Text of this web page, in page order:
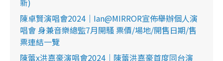
n
新)
陳卓賢演唱會2024｜Ian@MIRROR宣佈舉辦個人演
唱會 身兼音樂總監7月開騷 票價/場地/開售日期/售
票連結一覽
陳蕾x洪嘉豪演唱會2024｜陳蕾洪嘉豪首度同台演